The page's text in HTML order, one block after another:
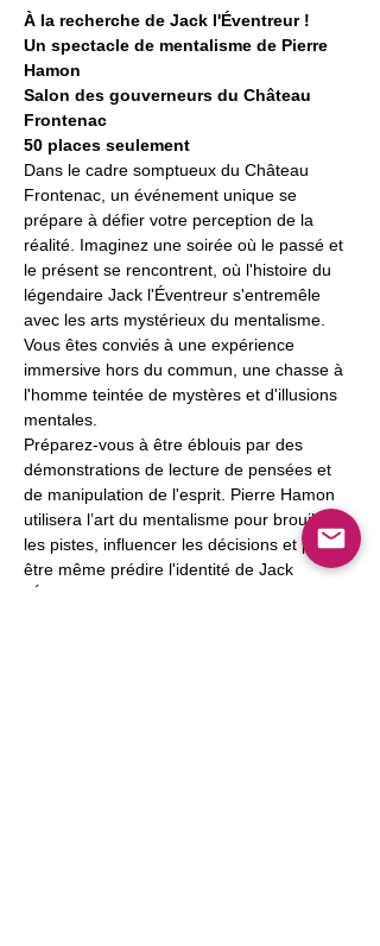
À la recherche de Jack l'Éventreur !
Un spectacle de mentalisme de Pierre
Hamon
Salon des gouverneurs du Château
Frontenac
50 places seulement
Dans le cadre somptueux du Château
Frontenac, un événement unique se
prépare à défier votre perception de la
réalité. Imaginez une soirée où le passé et
le présent se rencontrent, où l'histoire du
légendaire Jack l'Éventreur s'entremêle
avec les arts mystérieux du mentalisme.
Vous êtes conviés à une expérience
immersive hors du commun, une chasse à
l'homme teintée de mystères et d'illusions
mentales.
Préparez-vous à être éblouis par des
démonstrations de lecture de pensées et
de manipulation de l'esprit. Pierre Hamon
utilisera l’art du mentalisme pour brouiller
les pistes, influencer les décisions et peut-
être même prédire l'identité de Jack